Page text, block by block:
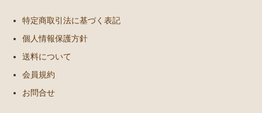
特定商取引法に基づく表記
個人情報保護方針
送料について
会員規約
お問合せ